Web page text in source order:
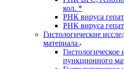
кол. *
РНК вируса
РНК вируса
Гистологические
материала
Гистологическое
пункционного